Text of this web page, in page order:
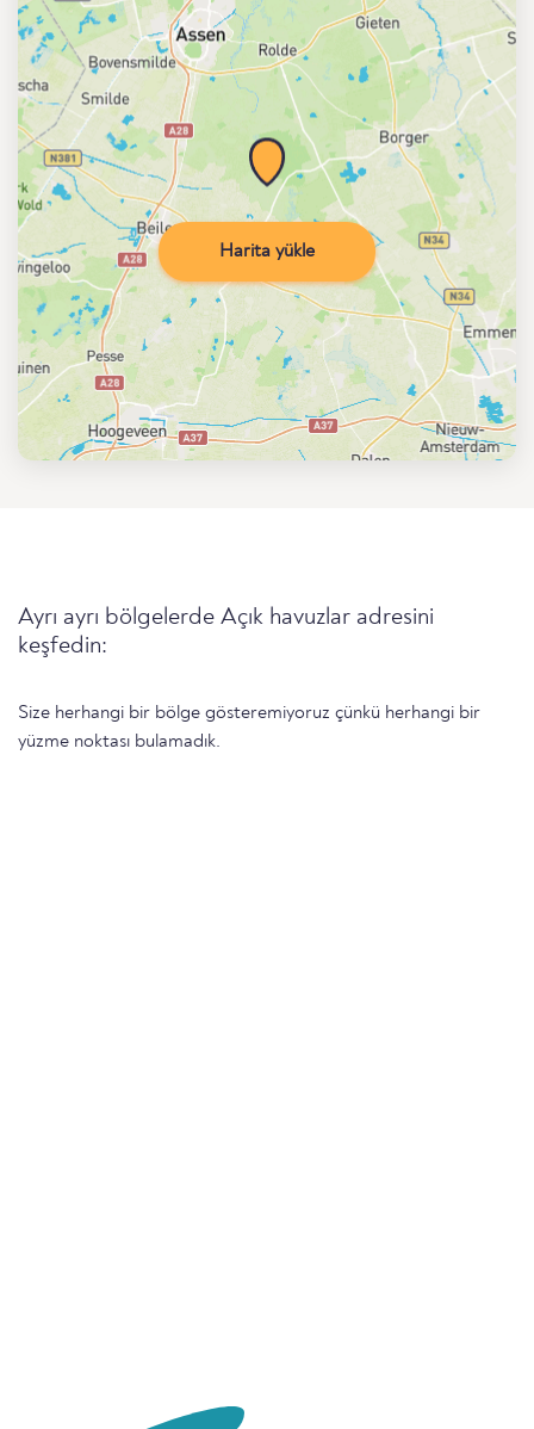
Harita yükle
Ayrı ayrı bölgelerde Açık havuzlar adresini
keşfedin:
Size herhangi bir bölge gösteremiyoruz çünkü herhangi bir
yüzme noktası bulamadık.